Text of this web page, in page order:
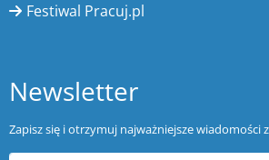
Festiwal Pracuj.pl
Newsletter
Zapisz się i otrzymuj najważniejsze wiadomości